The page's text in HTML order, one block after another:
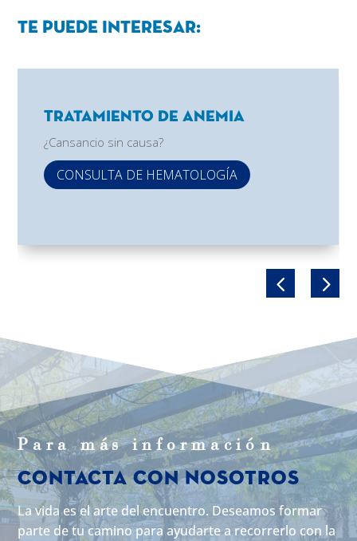
Te puede interesar:
Tratamiento de Anemia
¿Cansancio sin causa?
CONSULTA DE HEMATOLOGÍA
Para más información
Contacta con Nosotros
La vida es el arte del encuentro. Deseamos formar
parte de tu camino para ayudarte a recorrerlo con la